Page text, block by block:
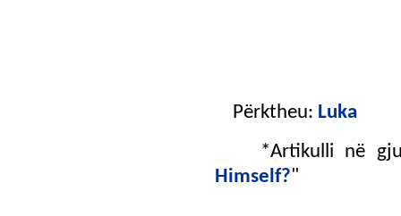
Përktheu: Luka
*Artikulli në
Himself?"